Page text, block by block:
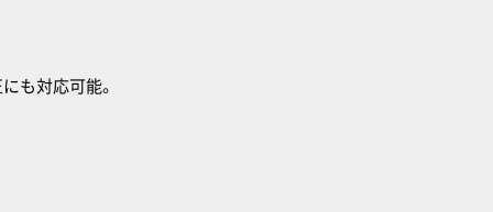
も対応可能。